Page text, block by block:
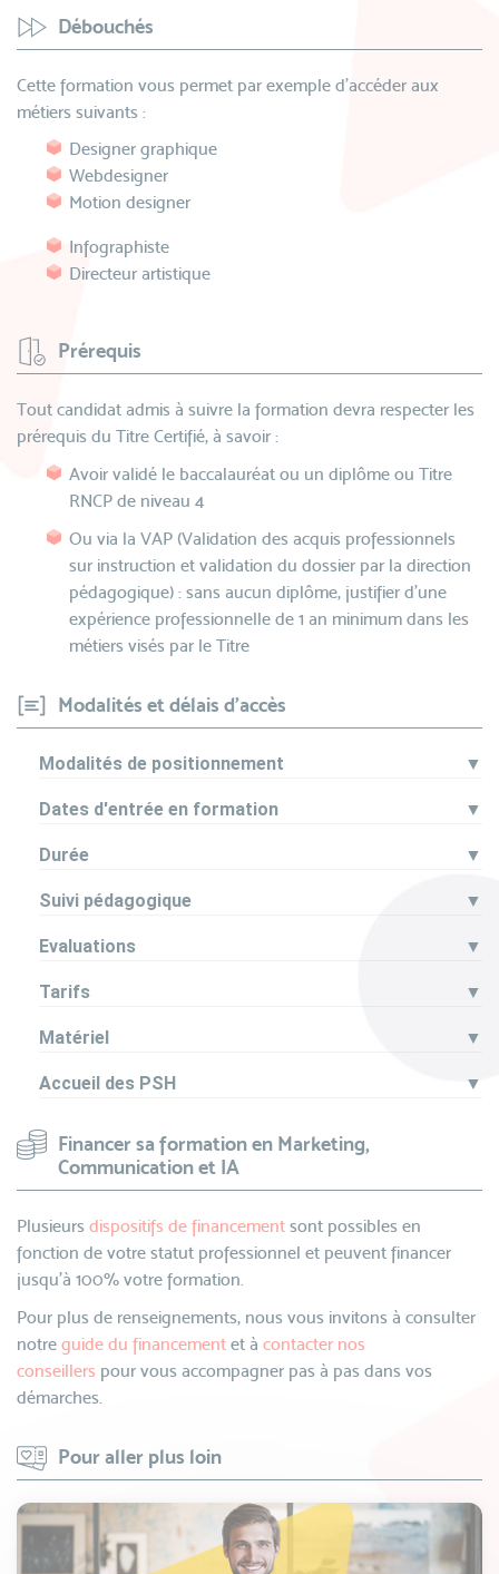
Débouchés
Cette formation vous permet par exemple d'accéder aux
métiers suivants :
Designer graphique
Webdesigner
Motion designer
Infographiste
Directeur artistique
Prérequis
Tout candidat admis à suivre la formation devra respecter les
prérequis du Titre Certifié, à savoir :
Avoir validé le baccalauréat ou un diplôme ou Titre
RNCP de niveau 4
Ou via la VAP (Validation des acquis professionnels
sur instruction et validation du dossier par la direction
pédagogique) : sans aucun diplôme, justifier d’une
expérience professionnelle de 1 an minimum dans les
métiers visés par le Titre
Modalités et délais d'accès
Modalités de positionnement ▼
Dates d'entrée en formation ▼
Durée ▼
Suivi pédagogique ▼
Evaluations ▼
Tarifs ▼
Matériel ▼
Accueil des PSH ▼
Financer sa formation en Marketing,
Communication et IA
Plusieurs dispositifs de financement sont possibles en
fonction de votre statut professionnel et peuvent financer
jusqu’à 100% votre formation.
Pour plus de renseignements, nous vous invitons à consulter
notre guide du financement et à contacter nos
conseillers pour vous accompagner pas à pas dans vos
démarches.
Pour aller plus loin